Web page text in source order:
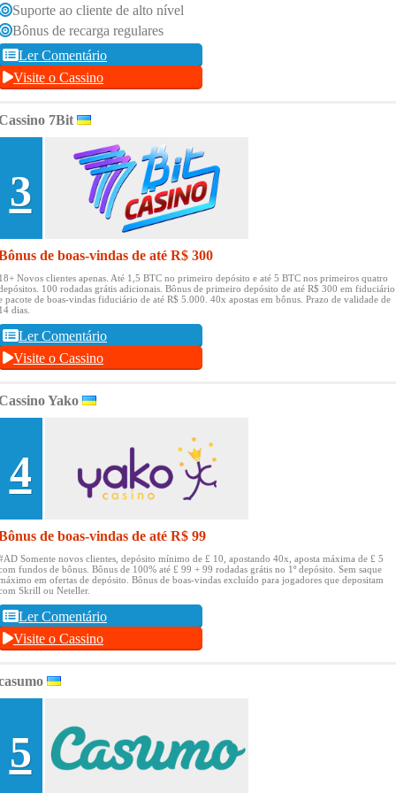
Suporte ao cliente de alto nível
Bônus de recarga regulares
Ler Comentário
Visite o Cassino
7Bit
3
de boas-vindas de até R$ 300
Novos clientes apenas. Até 1,5 BTC no primeiro depósito e até 5 BTC nos primeiros quatro
100 rodadas grátis adicionais. Bônus de primeiro depósito de até R$ 300 em fiduciário
pacote de boas-vindas fiduciário de até R$ 5.000. 40x apostas em bônus. Prazo de validade de
dias.
Ler Comentário
Visite o Cassino
Yako
4
de boas-vindas de até R$ 99
Somente novos clientes, depósito mínimo de £ 10, apostando 40x, aposta máxima de £ 5
fundos de bônus. Bônus de 100% até £ 99 + 99 rodadas grátis no 1º depósito. Sem saque
em ofertas de depósito. Bônus de boas-vindas excluído para jogadores que depositam
Skrill ou Neteller.
Ler Comentário
Visite o Cassino
5